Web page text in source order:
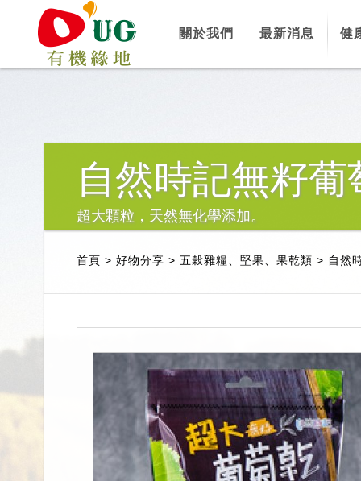
關於我們 最新消息 健
自然時記無籽葡
超大顆粒，天然無化學添加。
首頁 > 好物分享 > 五穀雜糧、堅果、果乾類 > 自然